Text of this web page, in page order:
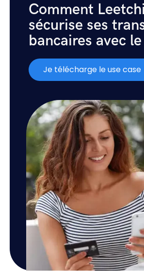
Comment Leetchi
sécurise ses
bancaires avec le
Je télécharge le use case